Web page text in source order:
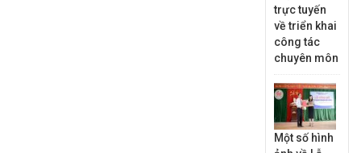
trực tuyến
về triển khai
công tác
chuyên môn
Một số hình